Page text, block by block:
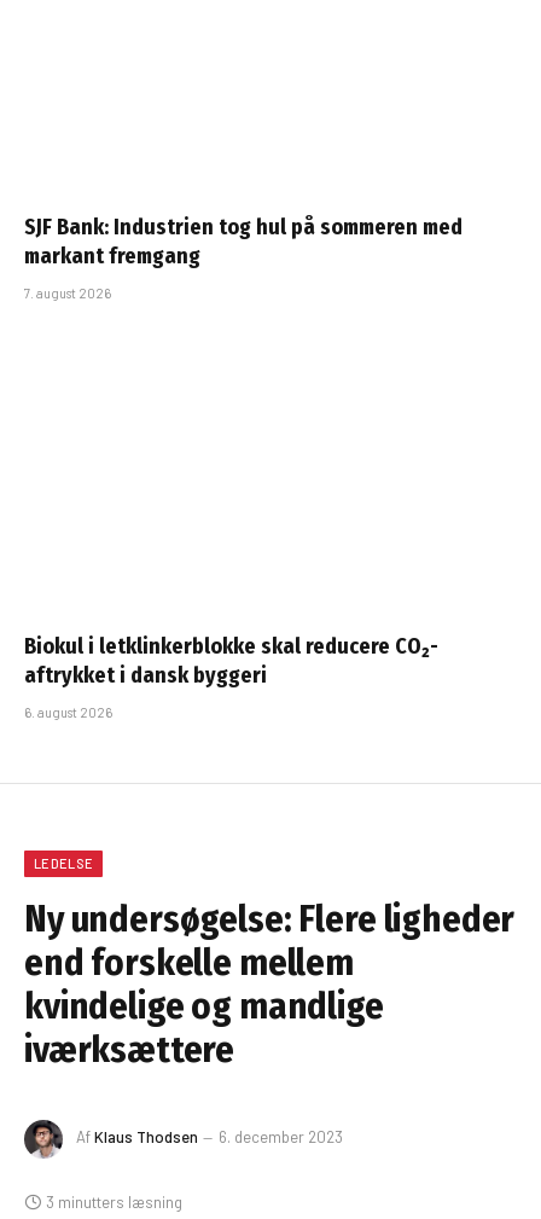
SJF Bank: Industrien tog hul på sommeren med
markant fremgang
7. august 2026
Biokul i letklinkerblokke skal reducere CO₂-
aftrykket i dansk byggeri
6. august 2026
LEDELSE
Ny undersøgelse: Flere ligheder
end forskelle mellem
kvindelige og mandlige
iværksættere
AfKlaus Thodsen 6. december 2023
3 minutters læsning